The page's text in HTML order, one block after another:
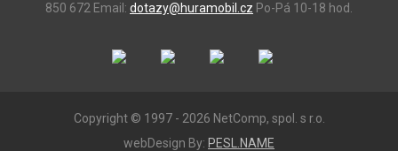
850 672 Email: dotazy@huramobil.cz Po-Pá 10-18 hod.
Copyright © 1997 - 2026 NetComp, spol. s r.o.
webDesign By: PESL.NAME